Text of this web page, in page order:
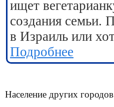
ищет
создания
в Израиль или
Подробнее
Население других